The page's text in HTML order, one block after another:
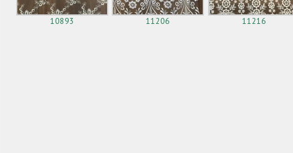
10893 11206 11216